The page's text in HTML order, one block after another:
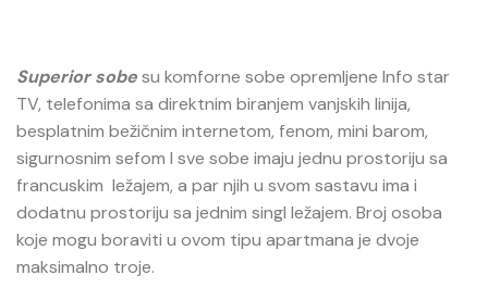
Superior sobesu komforne sobe opremljene Info star
TV, telefonima sa direktnim biranjem vanjskih linija,
besplatnim bežičnim internetom, fenom, mini barom,
sigurnosnim sefom I sve sobe imaju jednu prostoriju sa
francuskim ležajem, a par njih u svom sastavu ima i
dodatnu prostoriju sa jednim singl ležajem. Broj osoba
koje mogu boraviti u ovom tipu apartmana je dvoje
maksimalno troje.